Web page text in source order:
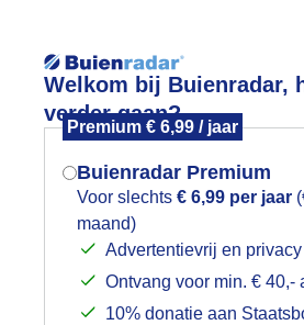
Welkom bij Buienradar,
verder gaan?
Premium € 6,99 / jaar
Buienradar Premium
Voor slechts € 6,99 per jaar
maand)
Advertentievrij en
Ontvang voor min. € 40,-
10% donatie aan
Foto en video
Mogen we je locatie
het weer?